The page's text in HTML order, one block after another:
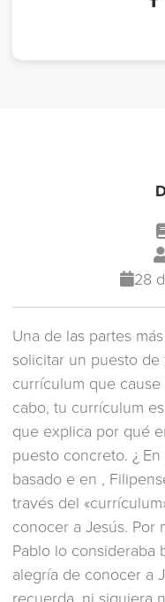
28
Una de las partes
solicitar un puesto
currículum que
cabo, tu currículum
que explica por qué
puesto concreto. ¿
basado e en ,
través del
conocer a Jesús. Por
Pablo lo consideraba
alegría de conocer a
recuerda, ni siquiera